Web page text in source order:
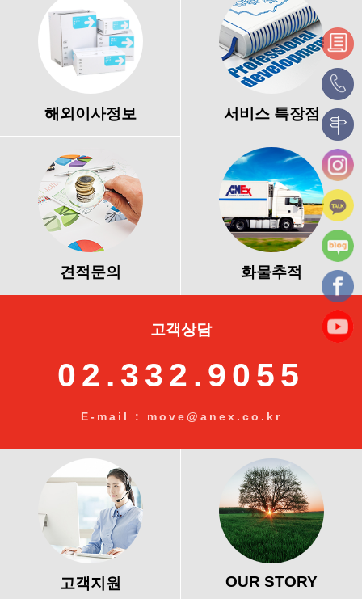
해외이사정보 서비스 특장점
견적문의 화물추적
고객상담
02.332.9055
E-mail : move@anex.co.kr
고객지원 OUR STORY